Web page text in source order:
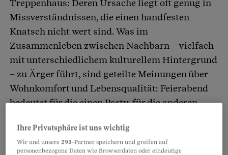
Treppenhaus: Deren Ursache liegt oft genug in
Missverständnissen, die einen handfesten
Knatsch nicht wert sind. Was im
Zusammenleben zwischen Nachbarn – vielfach
mit unterschiedlichem kulturellem Hintergrund
– zu Ärger führt, sind geteilte Meinungen über
Wohnkomfort und Lebensqualität: Feierabend
bedeutet für die einen Party, für die anderen
nur zu laut sein, die Besucher zu zahlreich, die
Gerüche zu ätzend.
Ihre Privatsphäre ist uns wichtig
Wir und unsere293-Partner speichern und greifen auf
personenbezogene Daten wie Browserdaten oder eindeutige